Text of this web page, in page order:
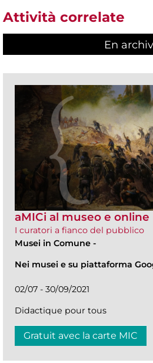
Attività correlate
En
aMICi al museo e online
I curatori a fianco del pubblico
Musei in Comune -
Nei musei e su piattaforma
02/07 - 30/09/2021
Didactique pour tous
Gratuit avec la carte MIC